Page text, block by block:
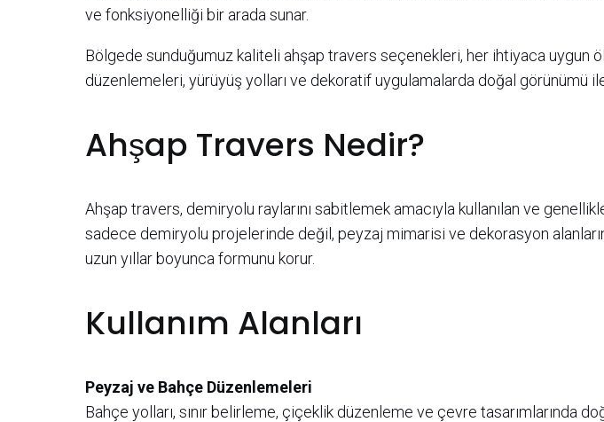
ve fonksiyonelliği bir arada sunar.
Bölgede sunduğumuz kaliteli ahşap travers seçenekleri, her ihtiyaca
düzenlemeleri, yürüyüş yolları ve dekoratif uygulamalarda doğal görünümü
Ahşap Travers Nedir?
Ahşap travers, demiryolu raylarını sabitlemek amacıyla kullanılan ve
sadece demiryolu projelerinde değil, peyzaj mimarisi ve dekorasyon
uzun yıllar boyunca formunu korur.
Kullanım Alanları
Peyzaj ve Bahçe Düzenlemeleri
Bahçe yolları, sınır belirleme, çiçeklik düzenleme ve çevre tasarımlarında